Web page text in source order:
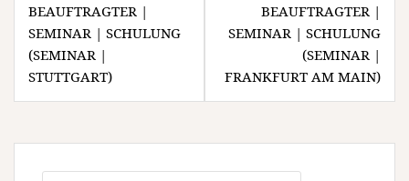
BEAUFTRAGTER |
SEMINAR | SCHULUNG
(SEMINAR |
STUTTGART)
BEAUFTRAGTER |
SEMINAR | SCHULUNG
(SEMINAR |
FRANKFURT AM MAIN)